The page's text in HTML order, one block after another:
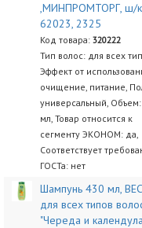
,МИНПРОМТОРГ, ш/к
62023, 2325
Код товара: 320222
Тип волос: для всех
Эффект от
очищение, питание,
универсальный, Объем:
мл, Товар относится к
сегменту ЭКОНОМ: да,
Соответствует
ГОСТа: нет
Шампунь 430 мл,
для всех типов
"Череда и